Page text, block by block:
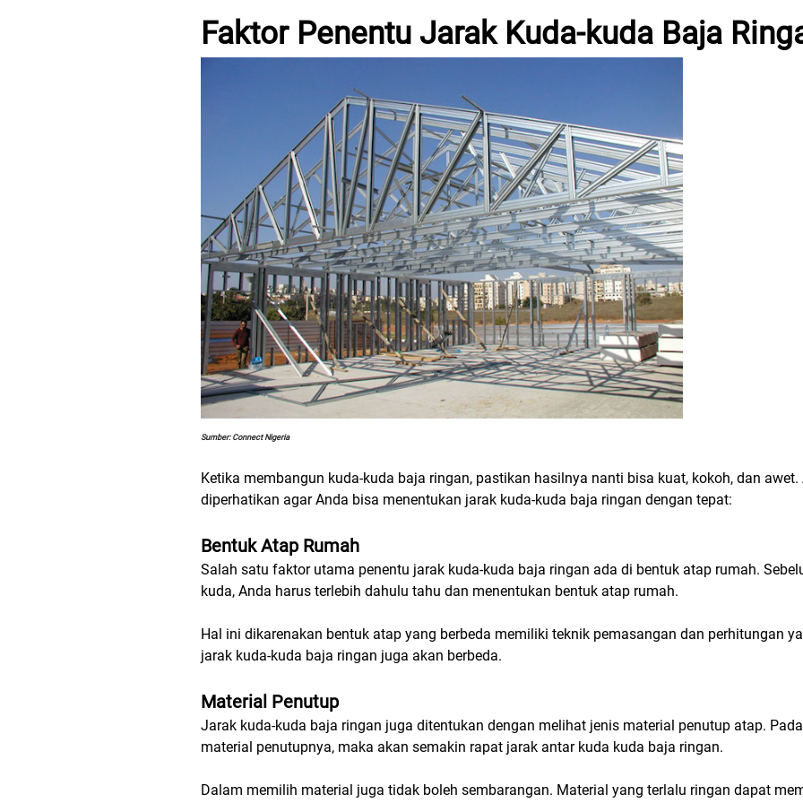
Faktor Penentu Jarak Kuda-kuda Baja
Sumber: Connect Nigeria
Ketika membangun kuda-kuda baja ringan, pastikan hasilnya nanti bisa kuat, kokoh, dan
diperhatikan agar Anda bisa menentukan jarak kuda-kuda baja ringan dengan tepat:
Bentuk Atap Rumah
Salah satu faktor utama penentu jarak kuda-kuda baja ringan ada di bentuk atap rumah.
kuda, Anda harus terlebih dahulu tahu dan menentukan bentuk atap rumah.
Hal ini dikarenakan bentuk atap yang berbeda memiliki teknik pemasangan dan perhitungan
jarak kuda-kuda baja ringan juga akan berbeda.
Material Penutup
Jarak kuda-kuda baja ringan juga ditentukan dengan melihat jenis material penutup atap.
material penutupnya, maka akan semakin rapat jarak antar kuda kuda baja ringan.
Dalam memilih material juga tidak boleh sembarangan. Material yang terlalu ringan dapat